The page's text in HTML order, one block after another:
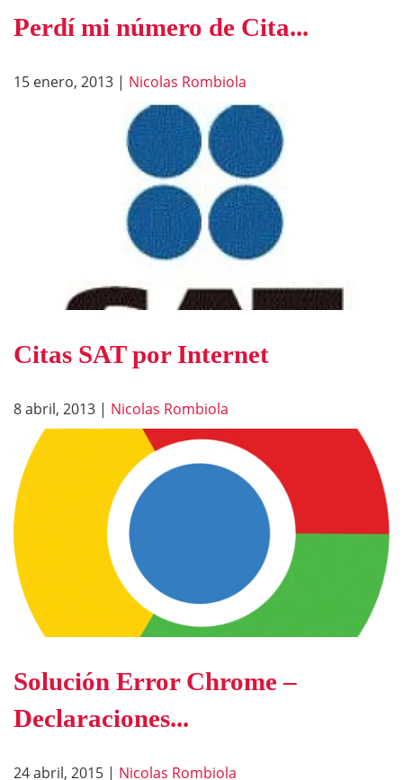
Perdí mi número de Cita...
15 enero, 2013 | Nicolas Rombiola
Citas SAT por Internet
8 abril, 2013 | Nicolas Rombiola
Solución Error Chrome –
Declaraciones...
24 abril, 2015 | Nicolas Rombiola